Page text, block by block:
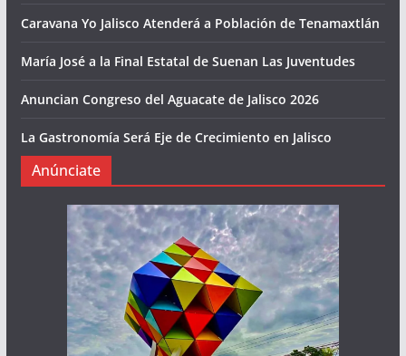
Caravana Yo Jalisco Atenderá a Población de Tenamaxtlán
María José a la Final Estatal de Suenan Las Juventudes
Anuncian Congreso del Aguacate de Jalisco 2026
La Gastronomía Será Eje de Crecimiento en Jalisco
Anúnciate